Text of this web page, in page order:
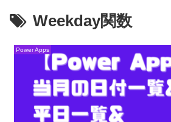
Weekday関数
Power Apps